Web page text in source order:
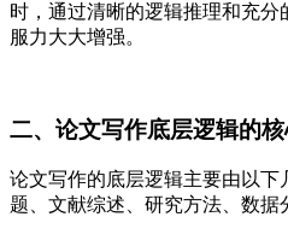
时，通过清晰的逻辑推理和充
服力大大增强。
二、论文写作底层逻辑的
论文写作的底层逻辑主要由以下
题、文献综述、研究方法、数据